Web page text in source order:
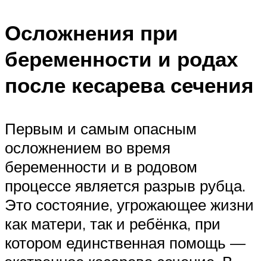
Осложнения при
беременности и родах
после кесарева сечения
Первым и самым опасным
осложнением во время
беременности и в родовом
процессе является разрыв рубца.
Это состояние, угрожающее жизни
как матери, так и ребёнка, при
котором единственная помощь —